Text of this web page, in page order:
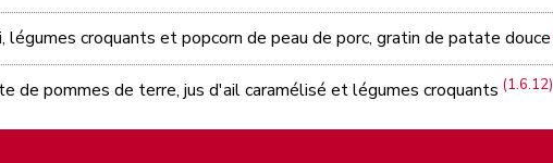
légumes croquants et popcorn de peau de porc, gratin de patate douce
de pommes de terre, jus d'ail caramélisé et légumes croquants (1.6.12)